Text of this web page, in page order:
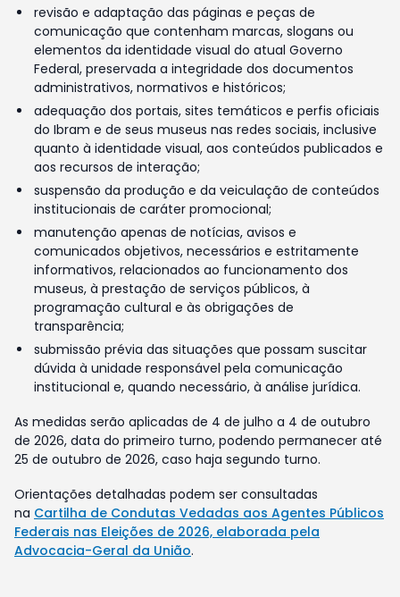
revisão e adaptação das páginas e peças de
comunicação que contenham marcas, slogans ou
elementos da identidade visual do atual Governo
Federal, preservada a integridade dos documentos
administrativos, normativos e históricos;
adequação dos portais, sites temáticos e perfis oficiais
do Ibram e de seus museus nas redes sociais, inclusive
quanto à identidade visual, aos conteúdos publicados e
aos recursos de interação;
suspensão da produção e da veiculação de conteúdos
institucionais de caráter promocional;
manutenção apenas de notícias, avisos e
comunicados objetivos, necessários e estritamente
informativos, relacionados ao funcionamento dos
museus, à prestação de serviços públicos, à
programação cultural e às obrigações de
transparência;
submissão prévia das situações que possam suscitar
dúvida à unidade responsável pela comunicação
institucional e, quando necessário, à análise jurídica.
As medidas serão aplicadas de 4 de julho a 4 de outubro
de 2026, data do primeiro turno, podendo permanecer até
25 de outubro de 2026, caso haja segundo turno.
Orientações detalhadas podem ser consultadas
na Cartilha de Condutas Vedadas aos Agentes Públicos
Federais nas Eleições de 2026, elaborada pela
Advocacia-Geral da União.